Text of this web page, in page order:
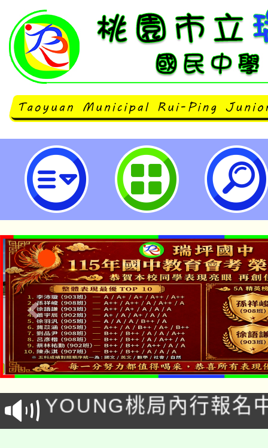
113學年度第2學期『跨域教師專
桃園市立瑞坪國民中學
「本色祭」8/29、30在
場熱烈登場!
8/21下午1時於龍潭區
徵才活動。
YOUNG桃局內行報名
局官網。
8月14至27日，桃園電